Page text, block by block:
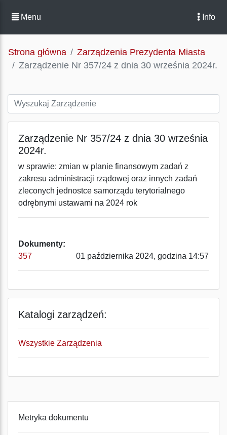
Menu Info
Strona główna
Zarządzenia Prezydenta Miasta
Zarządzenie Nr 357/24 z dnia 30 września 2024r.
Zarządzenie Nr 357/24 z dnia 30 września
2024r.
w sprawie: zmian w planie finansowym zadań z
zakresu administracji rządowej oraz innych zadań
zleconych jednostce samorządu terytorialnego
odrębnymi ustawami na 2024 rok
Dokumenty:
357
01 października 2024, godzina 14:57
Katalogi zarządzeń:
Wszystkie Zarządzenia
Metryka dokumentu